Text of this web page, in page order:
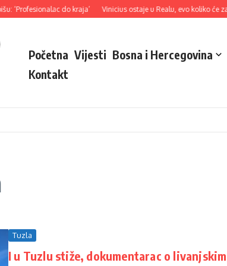
‘Profesionalac do kraja’ Vinicius ostaje u Realu, evo koliko će
Početna Vijesti Bosna i Hercegovina
Kontakt
Tuzla
I u Tuzlu stiže, dokumentarac o